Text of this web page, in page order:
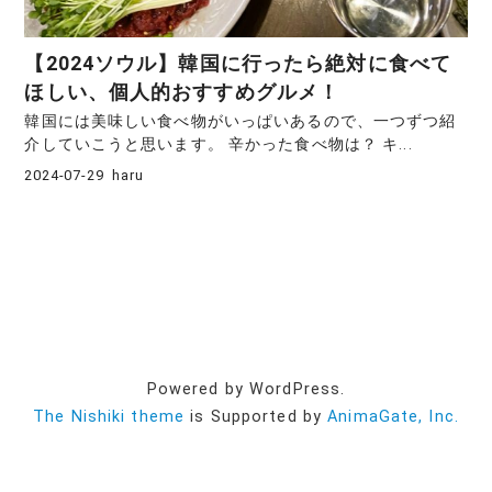
【2024ソウル】韓国に行ったら絶対に食べて
ほしい、個人的おすすめグルメ！
韓国には美味しい食べ物がいっぱいあるので、一つずつ紹
介していこうと思います。 辛かった食べ物は？ キ...
2024-07-29 haru
Powered by WordPress.
The Nishiki theme is Supported byAnimaGate, Inc.